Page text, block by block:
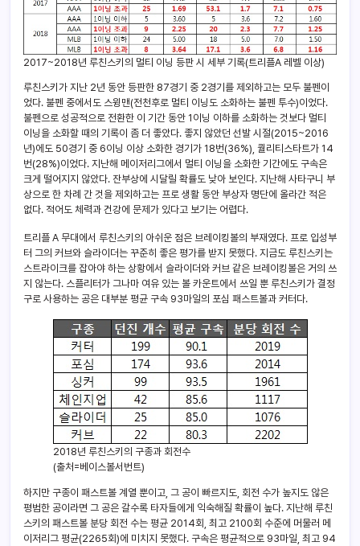
2017~2018년 루친스키의 멀티 이닝 등판 시 세부 기록(트리플A 레벨 이상)
루친스키가 지난 2년 동안 등판한 87경기 중 2경기를 제외하고는 모두 불펜이
었다. 불펜 중에서도 스윙맨(전천후로 멀티 이닝도 소화하는 불펜 투수)이었다.
불펜으로 성공적으로 전환한 이 기간 동안 1이닝 이하를 소화하는 것보다 멀티
이닝을 소화할 때의 기록이 좀 더 좋았다. 좋지 않았던 선발 시절(2015~2016
년)에도 50경기 중 6이닝 이상 소화한 경기가 18번(36%), 퀄리티스타트가 14
번(28%)이었다. 지난해 메이저리그에서 멀티 이닝을 소화한 기간에도 구속은
크게 떨어지지 않았다. 잔부상에 시달릴 확률도 낮아 보인다. 지난해 사타구니 부
상으로 한 차례 간 것을 제외하고는 프로 생활 동안 부상자 명단에 올라간 적은
없다. 적어도 체력과 건강에 문제가 있다고 보기는 어렵다.
트리플 A 무대에서 루친스키의 아쉬운 점은 브레이킹볼의 부재였다. 프로 입성부
터 그의 커브와 슬라이더는 꾸준히 좋은 평가를 받지 못했다. 지금도 루친스키는
스트라이크를 잡아야 하는 상황에서 슬라이더와 커브 같은 브레이킹볼은 거의 쓰
지 않는다. 스플리터가 그나마 여유 있는 볼 카운트에서 쓰일 뿐 루친스키가 결정
구로 사용하는 공은 대부분 평균 구속 93마일의 포심 패스트볼과 커터다.
2018년 루친스키의 구종과 회전수
(출처=베이스볼서번트)
하지만 구종이 패스트볼 계열 뿐이고, 그 공이 빠르지도, 회전 수가 높지도 않은
평범한 공이라면 그 공은 갈수록 타자들에게 익숙해질 확률이 높다. 지난해 루친
스키의 패스트볼 분당 회전 수는 평균 2014회, 최고 2100회 수준에 머물러 메
이저리그 평균(2265회)에 미치지 못했다. 구속은 평균적으로 93마일, 최고 94